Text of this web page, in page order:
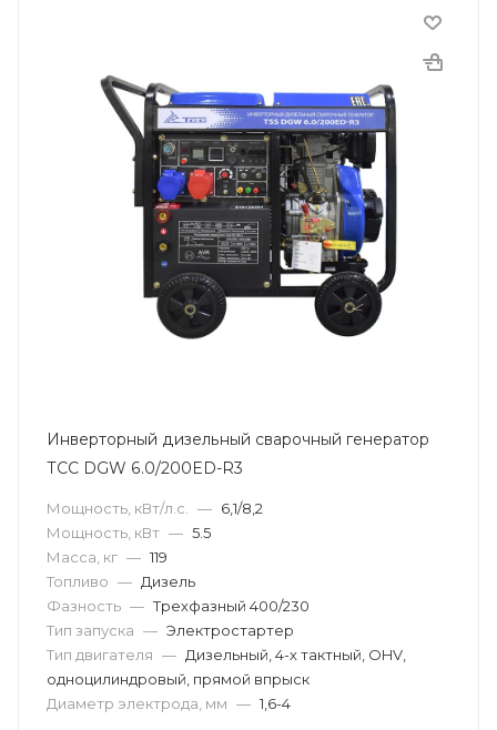
Инверторный дизельный сварочный генератор
ТСС DGW 6.0/200ED-R3
Мощность, кВт/л.с. — 6,1/8,2
Мощность, кВт — 5.5
Масса, кг — 119
Топливо — Дизель
Фазность — Трехфазный 400/230
Тип запуска — Электростартер
Тип двигателя — Дизельный, 4-х тактный, OHV,
одноцилиндровый, прямой впрыск
Диаметр электрода, мм — 1,6-4